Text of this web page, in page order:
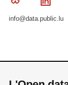
info@data.public.lu